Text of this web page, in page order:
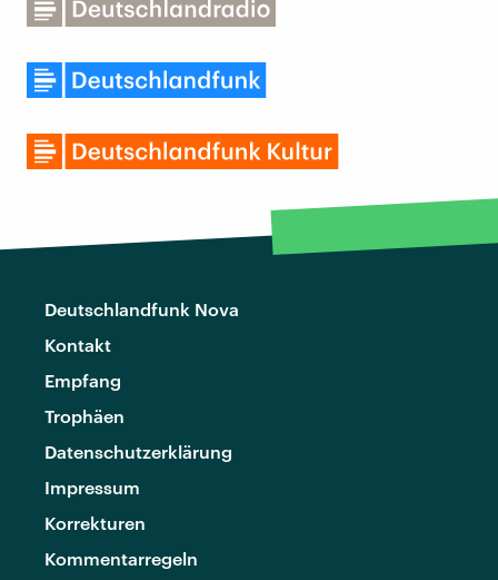
Deutschlandfunk Nova
Kontakt
Empfang
Trophäen
Datenschutzerklärung
Impressum
Korrekturen
Kommentarregeln